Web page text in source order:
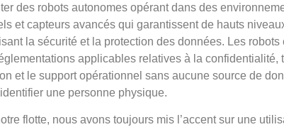
des robots autonomes opérant dans des
et capteurs avancés qui garantissent de hauts
la sécurité et la protection des données. Les robots
applicables relatives à la confidentialité,
et le support opérationnel sans aucune source de
une personne physique.
flotte, nous avons toujours mis l’accent sur une